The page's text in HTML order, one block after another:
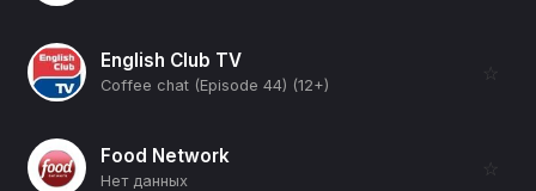
English Club TV
Coffee chat (Episode 44) (12+)
☆
Food Network
Нет данных
☆